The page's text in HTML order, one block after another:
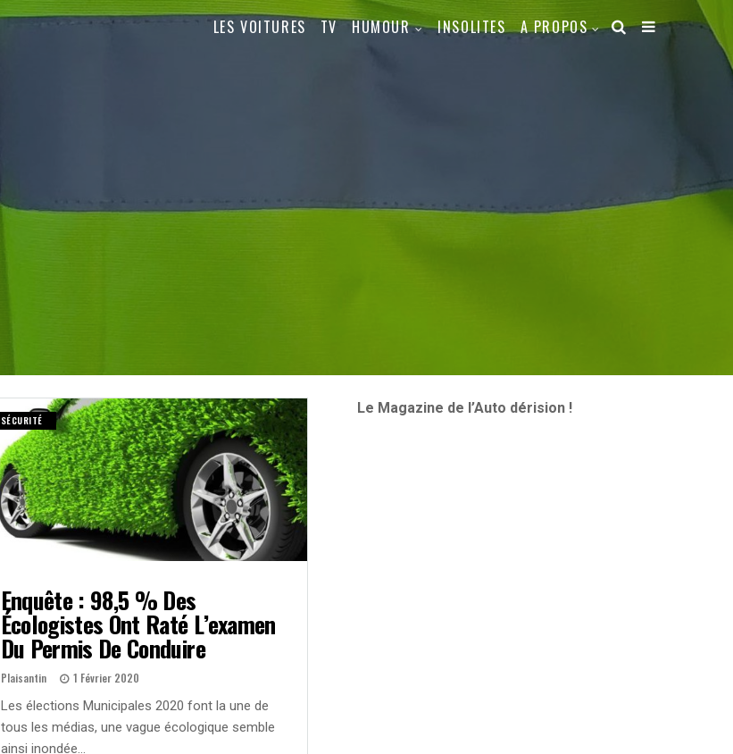
LES VOITURES TV HUMOUR INSOLITES A PROPOS
SÉCURITÉ
Enquête : 98,5 % Des
Écologistes Ont Raté L’examen
Du Permis De Conduire
Plaisantin 1 Février 2020
Les élections Municipales 2020 font la une de
tous les médias, une vague écologique semble
ainsi inondée…
Le Magazine de l’Auto dérision !